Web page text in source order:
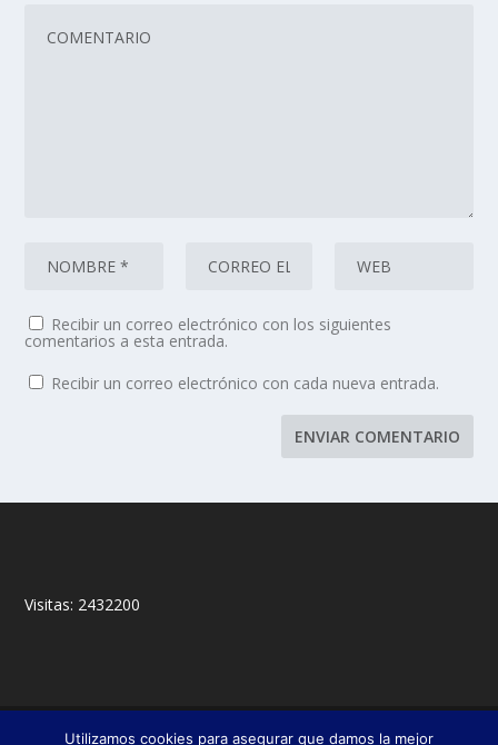
Recibir un correo electrónico con los siguientes
comentarios a esta entrada.
Recibir un correo electrónico con cada nueva entrada.
Visitas: 2432200
© 2018,Francisco Javier Fernández Chento & Mitxel
Utilizamos cookies para asegurar que damos la mejor